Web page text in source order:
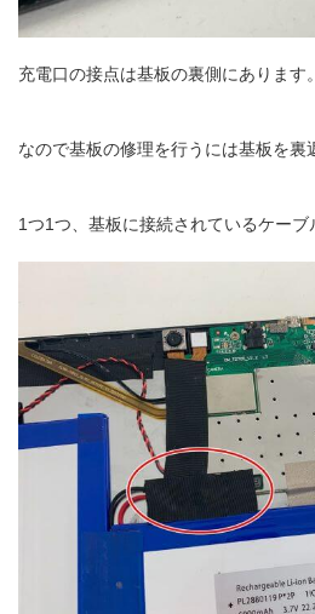
充電口の接点は基板の裏側にあります。
なので基板の修理を行うには基板を裏
1つ1つ、基板に接続されているケーブ